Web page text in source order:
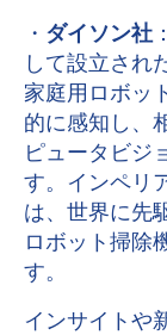
・ ダイソン社
して設立され
家庭用ロボッ
的に感知し、
ピュータビジ
す。インペリ
は、世界に先
ロボット掃除
す。
インサイトや